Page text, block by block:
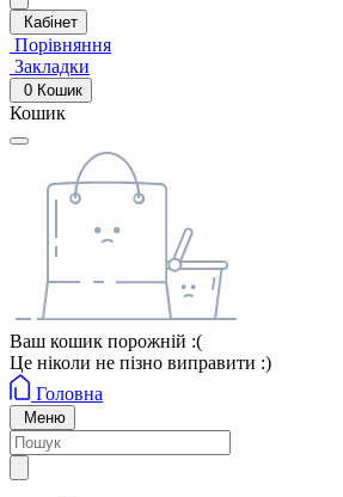
Кабінет
Порівняння
Закладки
0 Кошик
Кошик
Ваш кошик порожній :(
Це ніколи не пізно виправити :)
Головна
Меню